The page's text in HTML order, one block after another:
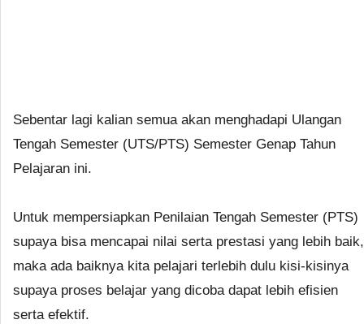
Sebentar lagi kalian semua akan menghadapi Ulangan
Tengah Semester (UTS/PTS) Semester Genap Tahun
Pelajaran ini.
Untuk mempersiapkan Penilaian Tengah Semester (PTS)
supaya bisa mencapai nilai serta prestasi yang lebih baik,
maka ada baiknya kita pelajari terlebih dulu kisi-kisinya
supaya proses belajar yang dicoba dapat lebih efisien
serta efektif.